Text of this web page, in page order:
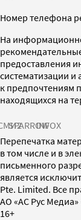
Номер телефона
На
предоставления
систематизации и
к предпочтениям
находящихся на
SPARROWINFOX
Перепечатка
в том числе и в
письменного
является
Pte. Limited. Все
AO «АС Рус Медиа»
16+